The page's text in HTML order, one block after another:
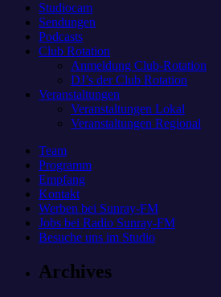
Studiocam
Sendungen
Podcasts
Club Rotation
Anmeldung Club-Rotation
DJ’s der Club Rotation
Veranstaltungen
Veranstaltungen Lokal
Veranstaltungen Regional
Team
Programm
Empfang
Kontakt
Werben bei Sunray-FM
Jobs bei Radio Sunray-FM
Besuche uns im Studio
Archives